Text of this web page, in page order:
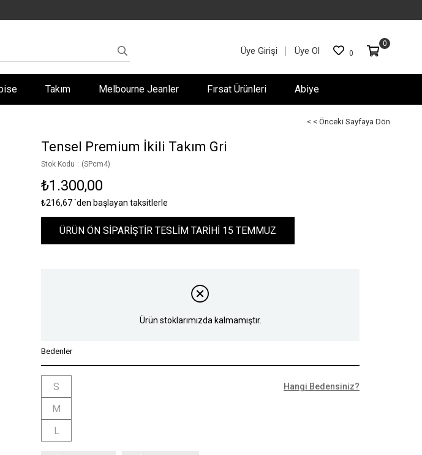
0
0
Üye Girişi Üye Ol
Takım Melbourne Jeanler Fırsat Ürünleri Abiye
< < Önceki Sayfaya Dön
Tensel Premium İkili Takım Gri
Stok Kodu (SPcm4)
₺1.300,00
₺216,67`den başlayan taksitlerle
ÜRÜN ÖN SİPARİŞTİR TESLİM TARİHİ 15 TEMMUZ
Ürün stoklarımızda kalmamıştır.
Bedenler
S
M
L
Hangi Bedensiniz?